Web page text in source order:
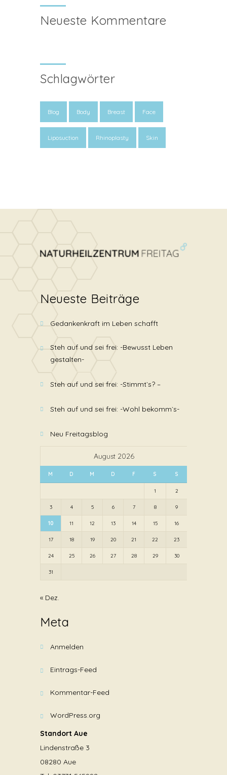
Neueste Kommentare
Schlagwörter
Blog Body Breast Face
Liposuction Rhinoplasty Skin
Neueste Beiträge
Gedankenkraft im Leben schafft
Steh auf und sei frei: -Bewusst Leben
gestalten-
Steh auf und sei frei: -Stimmt`s? –
Steh auf und sei frei: -Wohl bekomm`s-
Neu Freitagsblog
August 2026
M D M D F S S
1 2
3 4 5 6 7 8 9
10 11 12 13 14 15 16
17 18 19 20 21 22 23
24 25 26 27 28 29 30
31
« Dez.
Meta
Anmelden
Eintrags-Feed
Kommentar-Feed
WordPress.org
Standort Aue
Lindenstraße 3
08280 Aue